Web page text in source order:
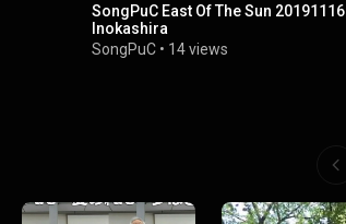
SongPuC East Of The Sun 20191116
Inokashira
SongPuC • 14 views